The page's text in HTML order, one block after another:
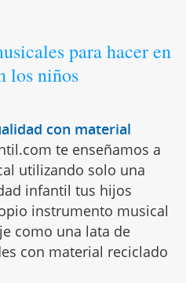
para hacer en
los niños
con material
te enseñamos a
utilizando solo una
infantil tus hijos
instrumento musical
como una lata de
con material reciclado